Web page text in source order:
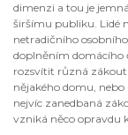
dimenzi a tou je
širšímu publiku. Lidé
netradičního
doplněním domácího
rozsvítit různá
nějakého domu, nebo
nejvíc zanedbaná
vzniká něco opravdu